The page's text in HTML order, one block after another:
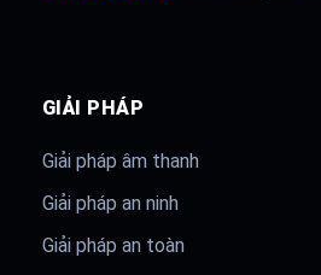
GIẢI PHÁP
Giải pháp âm thanh
Giải pháp an ninh
Giải pháp an toàn